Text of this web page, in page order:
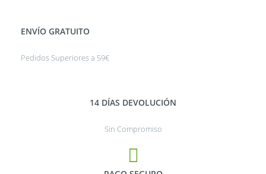
ENVÍO GRATUITO
Pedidos Superiores a 59€
14 DÍAS DEVOLUCIÓN
Sin Compromiso